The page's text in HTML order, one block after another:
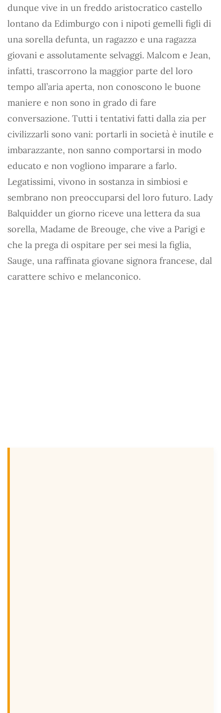
dunque vive in un freddo aristocratico castello
lontano da Edimburgo con i nipoti gemelli figli di
una sorella defunta, un ragazzo e una ragazza
giovani e assolutamente selvaggi. Malcom e Jean,
infatti, trascorrono la maggior parte del loro
tempo all’aria aperta, non conoscono le buone
maniere e non sono in grado di fare
conversazione. Tutti i tentativi fatti dalla zia per
civilizzarli sono vani: portarli in società è inutile e
imbarazzante, non sanno comportarsi in modo
educato e non vogliono imparare a farlo.
Legatissimi, vivono in sostanza in simbiosi e
sembrano non preoccuparsi del loro futuro. Lady
Balquidder un giorno riceve una lettera da sua
sorella, Madame de Breouge, che vive a Parigi e
che la prega di ospitare per sei mesi la figlia,
Sauge, una raffinata giovane signora francese, dal
carattere schivo e melanconico.